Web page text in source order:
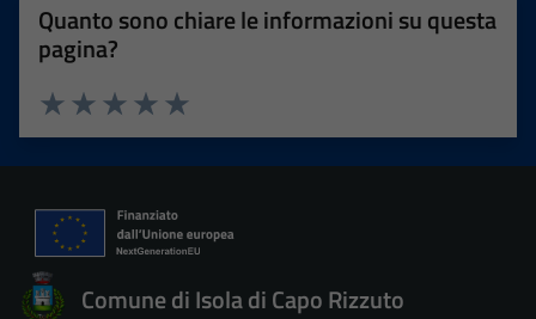
Quanto sono chiare le informazioni su questa
pagina?
Valuta 5 stelle su 5
Valuta 4 stelle su 5
Valuta 3 stelle su 5
Valuta 2 stelle su 5
Valuta 1 stelle su 5
Comune di Isola di Capo Rizzuto